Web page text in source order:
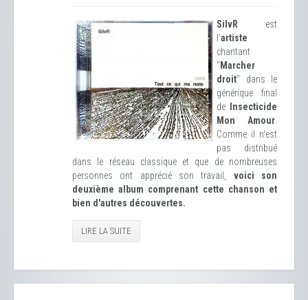
SilvR est
l'artiste
chantant
" Marcher
droit" dans le
générique final
de
Insecticide
Mon Amour
Comme il n'est
pas distribué
dans le réseau classique et que de nombreuses
personnes ont apprécié son travail, voici son
deuxième album comprenant cette chanson et
bien d'autres découvertes.
LIRE LA SUITE